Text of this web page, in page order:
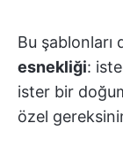
Bu şablonları
esnekliği:
ister bir
özel